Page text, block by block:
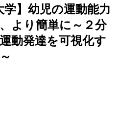
学】幼児の運動能力
より簡単に～２分
動発達を可視化す